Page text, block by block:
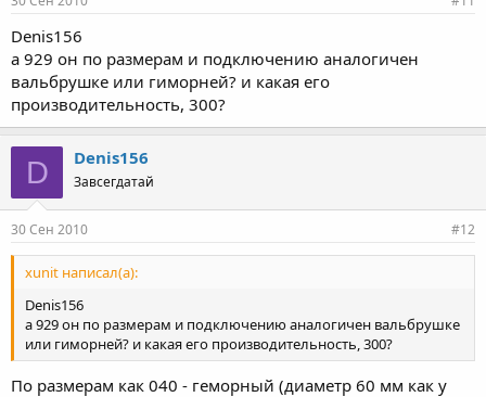
Denis156
а 929 он по размерам и подключению аналогичен
вальбрушке или гиморней? и какая его
производительность, 300?
D Denis156
Завсегдатай
30 Сен 2010 #12
xunit написал(а):
Denis156
а 929 он по размерам и подключению аналогичен вальбрушке
или гиморней? и какая его производительность, 300?
По размерам как 040 - геморный (диаметр 60 мм как у